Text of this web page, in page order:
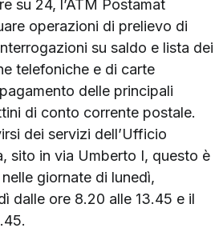
su 24, l’ATM Postamat
operazioni di prelievo di
su saldo e lista dei
telefoniche e di carte
delle principali
di conto corrente postale.
dei servizi dell’Ufficio
sito in via Umberto I, questo è
giornate di lunedì,
dalle ore 8.20 alle 13.45 e il